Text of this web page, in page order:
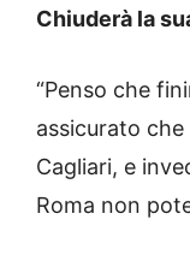
Chiuderà la
“Penso che
assicurato
Cagliari, e
Roma non